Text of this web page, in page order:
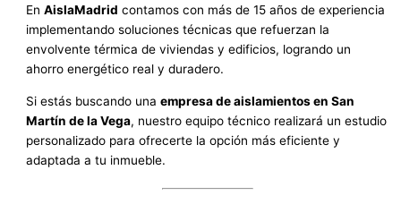
EnAislaMadrid contamos con más de 15 años de experiencia
implementando soluciones técnicas que refuerzan la
envolvente térmica de viviendas y edificios, logrando un
ahorro energético real y duradero.
Si estás buscando unaempresa de aislamientos en San
Martín de la Vega, nuestro equipo técnico realizará un estudio
personalizado para ofrecerte la opción más eficiente y
adaptada a tu inmueble.